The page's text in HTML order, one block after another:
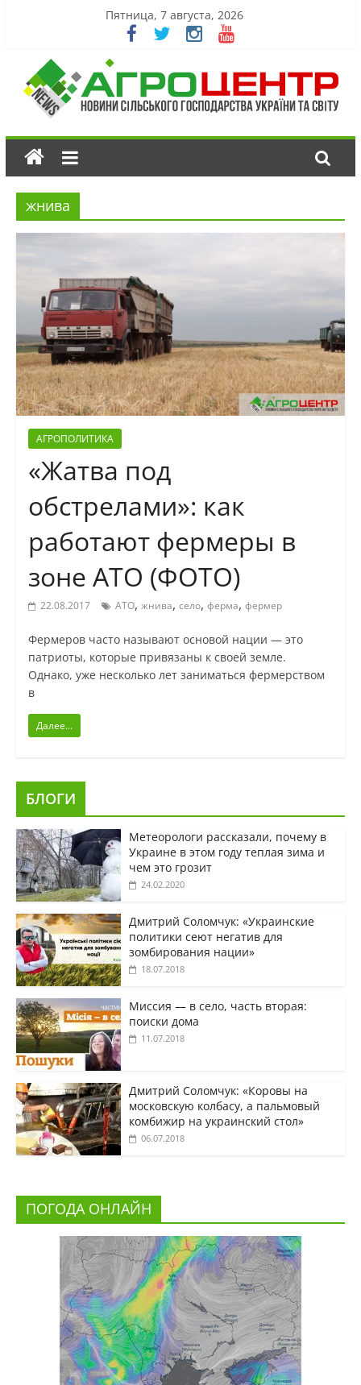
Пятница, 7 августа, 2026
жнива
АГРОПОЛИТИКА
«Жатва под
обстрелами»: как
работают фермеры в
зоне АТО (ФОТО)
22.08.2017 АТО, жнива, село, ферма, фермер
Фермеров часто называют основой нации — это
патриоты, которые привязаны к своей земле.
Однако, уже несколько лет заниматься фермерством
в
Далее...
БЛОГИ
Метеорологи рассказали, почему в
Украине в этом году теплая зима и
чем это грозит
24.02.2020
Дмитрий Соломчук: «Украинские
политики сеют негатив для
зомбирования нации»
18.07.2018
Миссия — в село, часть вторая:
поиски дома
11.07.2018
Дмитрий Соломчук: «Коровы на
московскую колбасу, а пальмовый
комбижир на украинский стол»
06.07.2018
ПОГОДА ОНЛАЙН